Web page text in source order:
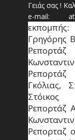
Γειάς σας !
e-mail:
Γρηγόρης
Γκόλιας,
Στόικος
Ρεπορτάζ
Ρεπορταζ